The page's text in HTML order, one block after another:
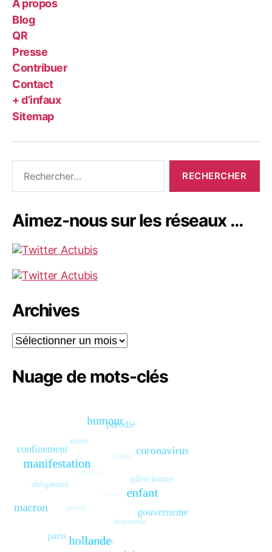
A propos
Blog
QR
Presse
Contribuer
Contact
+ d’infaux
Sitemap
Aimez-nous sur les réseaux …
Archives
Archives
Nuage de mots-clés